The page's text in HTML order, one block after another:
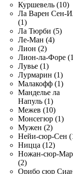
Куршевель (10)
Ла Варен Сен-
(1)
Ла Тюрби (5)
Ле-Ман (4)
Лион (2)
Лион-ла-Форе
Лувье (1)
Лурмарин (1)
Малакофф (1)
Манделье ла
Напуль (1)
Межев (10)
Монсегюр (1)
Мужен (2)
Нейи-сюр-Сен
Ницца (12)
Ножан-сюр-
(2)
Орибо сюр